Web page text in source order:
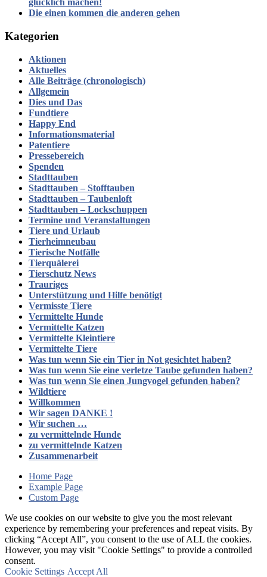
glücklich machen!
Die einen kommen die anderen gehen
Kategorien
Aktionen
Aktuelles
Alle Beiträge (chronologisch)
Allgemein
Dies und Das
Fundtiere
Happy End
Informationsmaterial
Patentiere
Pressebereich
Spenden
Stadttauben
Stadttauben – Stofftauben
Stadttauben – Taubenloft
Stadttauben – Lockschuppen
Termine und Veranstaltungen
Tiere und Urlaub
Tierheimneubau
Tierische Notfälle
Tierquälerei
Tierschutz News
Trauriges
Unterstützung und Hilfe benötigt
Vermisste Tiere
Vermittelte Hunde
Vermittelte Katzen
Vermittelte Kleintiere
Vermittelte Tiere
Was tun wenn Sie ein Tier in Not gesichtet haben?
Was tun wenn Sie eine verletze Taube gefunden haben?
Was tun wenn Sie einen Jungvogel gefunden haben?
Wildtiere
Willkommen
Wir sagen DANKE !
Wir suchen …
zu vermittelnde Hunde
zu vermittelnde Katzen
Zusammenarbeit
Home Page
Example Page
Custom Page
We use cookies on our website to give you the most relevant
experience by remembering your preferences and repeat visits. By
clicking “Accept All”, you consent to the use of ALL the cookies.
However, you may visit "Cookie Settings" to provide a controlled
consent.
Cookie Settings Accept All